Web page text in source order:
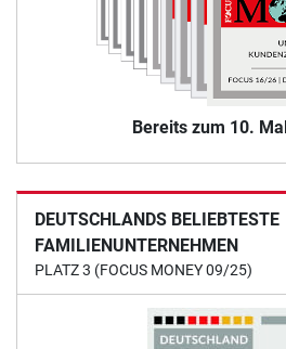
Bereits zum 10.
DEUTSCHLANDS BELIEBTESTE
FAMILIENUNTERNEHMEN
PLATZ 3 (FOCUS MONEY 09/25)